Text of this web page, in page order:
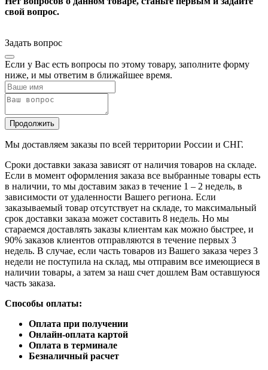
свой вопрос.
Задать вопрос
Если у Вас есть вопросы по этому товару, заполните форму
ниже, и мы ответим в ближайшее время.
Продолжить
Мы доставляем заказы по всей территории России и СНГ.
Сроки доставки заказа зависят от наличия товаров на складе.
Если в момент оформления заказа все выбранные товары есть
в наличии, то мы доставим заказ в течение 1 – 2 недель, в
зависимости от удаленности Вашего региона. Если
заказываемый товар отсутствует на складе, то максимальный
срок доставки заказа может составить 8 недель. Но мы
стараемся доставлять заказы клиентам как можно быстрее, и
90% заказов клиентов отправляются в течение первых 3
недель. В случае, если часть товаров из Вашего заказа через 3
недели не поступила на склад, мы отправим все имеющиеся в
наличии товары, а затем за наш счет дошлем Вам оставшуюся
часть заказа.
Способы оплаты:
Оплата при получении
Онлайн-оплата картой
Оплата в терминале
Безналичный расчет